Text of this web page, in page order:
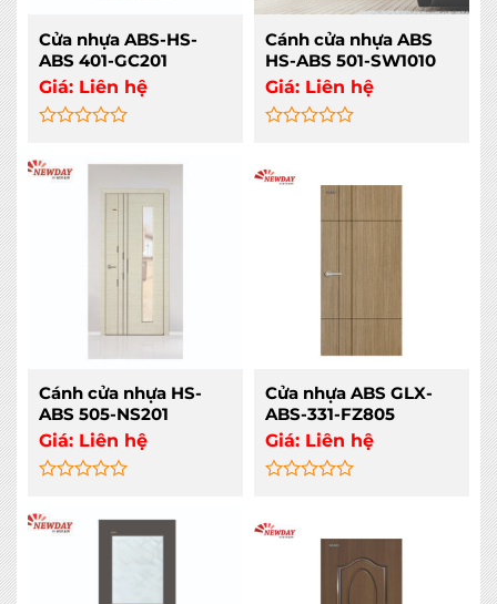
Cửa nhựa ABS-HS-
ABS 401-GC201
Giá: Liên hệ
0
out
Cánh cửa nhựa ABS
HS-ABS 501-SW1010
Giá: Liên hệ
out
Cánh cửa nhựa HS-
ABS 505-NS201
Giá: Liên hệ
0
out
Cửa nhựa ABS GLX-
ABS-331-FZ805
Giá: Liên hệ
out